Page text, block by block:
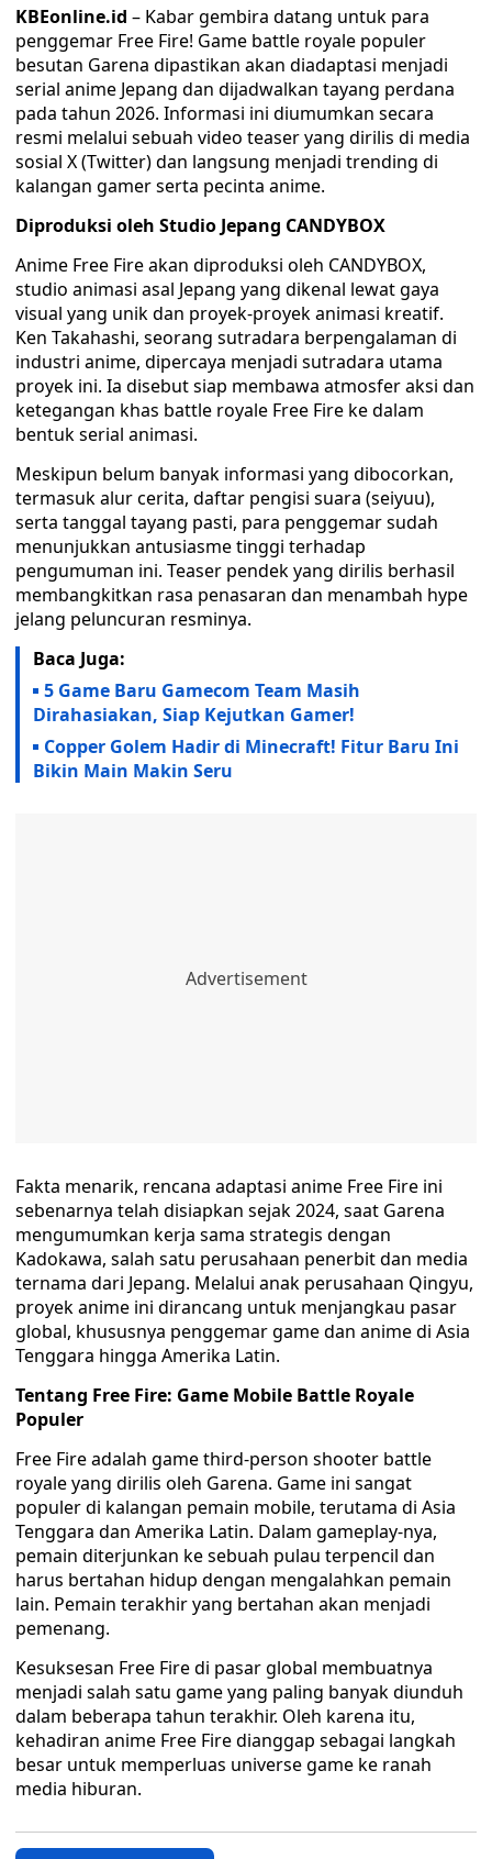
KBEonline.id – Kabar gembira datang untuk para
penggemar Free Fire! Game battle royale populer
besutan Garena dipastikan akan diadaptasi menjadi
serial anime Jepang dan dijadwalkan tayang perdana
pada tahun 2026. Informasi ini diumumkan secara
resmi melalui sebuah video teaser yang dirilis di media
sosial X (Twitter) dan langsung menjadi trending di
kalangan gamer serta pecinta anime.
Diproduksi oleh Studio Jepang CANDYBOX
Anime Free Fire akan diproduksi oleh CANDYBOX,
studio animasi asal Jepang yang dikenal lewat gaya
visual yang unik dan proyek-proyek animasi kreatif.
Ken Takahashi, seorang sutradara berpengalaman di
industri anime, dipercaya menjadi sutradara utama
proyek ini. Ia disebut siap membawa atmosfer aksi dan
ketegangan khas battle royale Free Fire ke dalam
bentuk serial animasi.
Meskipun belum banyak informasi yang dibocorkan,
termasuk alur cerita, daftar pengisi suara (seiyuu),
serta tanggal tayang pasti, para penggemar sudah
menunjukkan antusiasme tinggi terhadap
pengumuman ini. Teaser pendek yang dirilis berhasil
membangkitkan rasa penasaran dan menambah hype
jelang peluncuran resminya.
Baca Juga:
5 Game Baru Gamecom Team Masih
Dirahasiakan, Siap Kejutkan Gamer!
Copper Golem Hadir di Minecraft! Fitur Baru Ini
Bikin Main Makin Seru
Fakta menarik, rencana adaptasi anime Free Fire ini
sebenarnya telah disiapkan sejak 2024, saat Garena
mengumumkan kerja sama strategis dengan
Kadokawa, salah satu perusahaan penerbit dan media
ternama dari Jepang. Melalui anak perusahaan Qingyu,
proyek anime ini dirancang untuk menjangkau pasar
global, khususnya penggemar game dan anime di Asia
Tenggara hingga Amerika Latin.
Tentang Free Fire: Game Mobile Battle Royale
Populer
Free Fire adalah game third-person shooter battle
royale yang dirilis oleh Garena. Game ini sangat
populer di kalangan pemain mobile, terutama di Asia
Tenggara dan Amerika Latin. Dalam gameplay-nya,
pemain diterjunkan ke sebuah pulau terpencil dan
harus bertahan hidup dengan mengalahkan pemain
lain. Pemain terakhir yang bertahan akan menjadi
pemenang.
Kesuksesan Free Fire di pasar global membuatnya
menjadi salah satu game yang paling banyak diunduh
dalam beberapa tahun terakhir. Oleh karena itu,
kehadiran anime Free Fire dianggap sebagai langkah
besar untuk memperluas universe game ke ranah
media hiburan.